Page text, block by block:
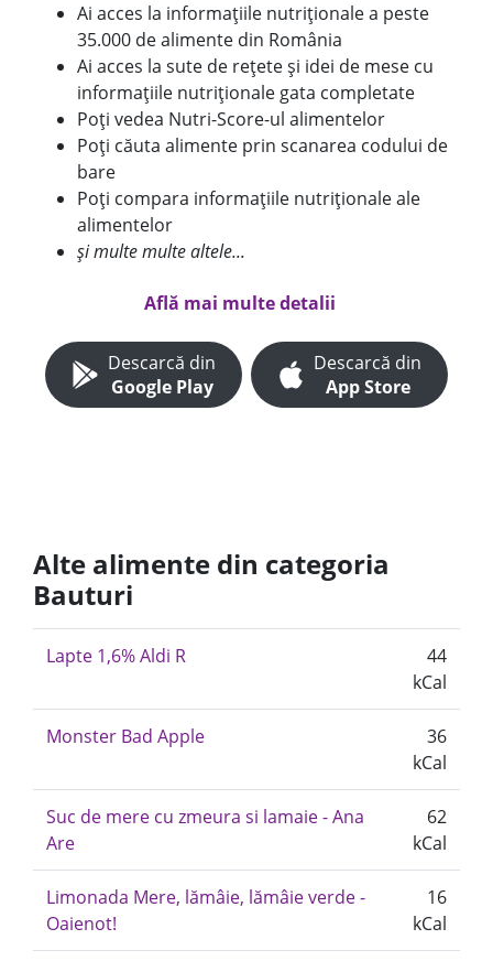
Ai acces la informațiile nutriționale a peste
35.000 de alimente din România
Ai acces la sute de rețete și idei de mese cu
informațiile nutriționale gata completate
Poți vedea Nutri-Score-ul alimentelor
Poți căuta alimente prin scanarea codului de
bare
Poți compara informațiile nutriționale ale
alimentelor
și multe multe altele...
Află mai multe detalii
Descarcă din
Google Play
Descarcă din
App Store
Alte alimente din categoria
Bauturi
Lapte 1,6% Aldi R
44
kCal
Monster Bad Apple
36
kCal
Suc de mere cu zmeura si lamaie - Ana
Are
62
kCal
Limonada Mere, lămâie, lămâie verde -
Oaienot!
16
kCal